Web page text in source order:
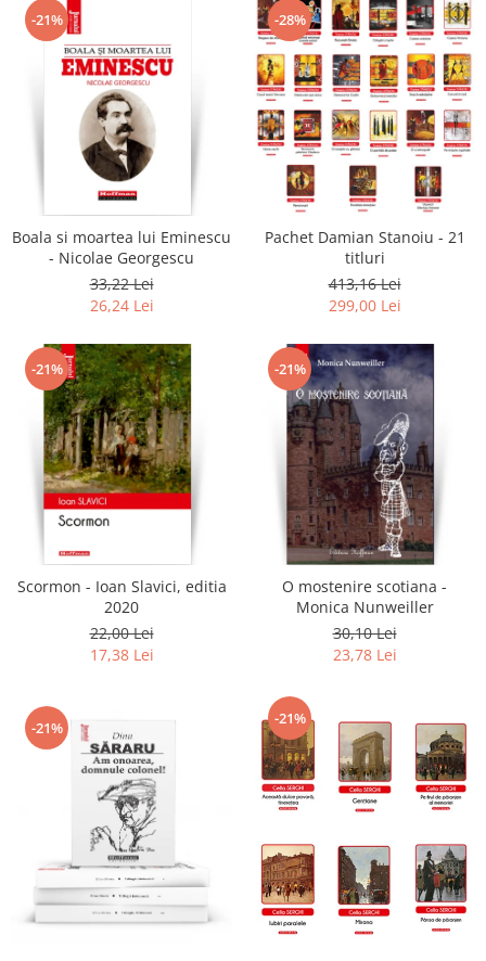
-21%
Boala si moartea lui Eminescu
- Nicolae Georgescu
33,22 Lei
26,24 Lei
-28%
Pachet Damian Stanoiu - 21
titluri
413,16 Lei
299,00 Lei
-21%
Scormon - Ioan Slavici, editia
2020
22,00 Lei
17,38 Lei
-21%
O mostenire scotiana -
Monica Nunweiller
30,10 Lei
23,78 Lei
-21% -21%